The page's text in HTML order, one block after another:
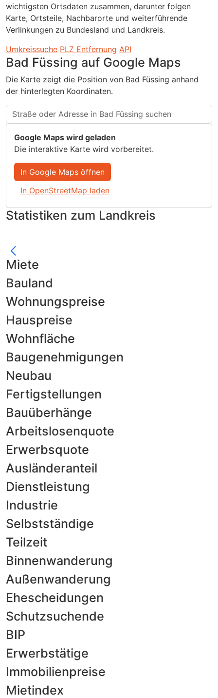
wichtigsten Ortsdaten zusammen, darunter folgen
Karte, Ortsteile, Nachbarorte und weiterführende
Verlinkungen zu Bundesland und Landkreis.
Umkreissuche PLZ Entfernung API
Bad Füssing auf Google Maps
Die Karte zeigt die Position von Bad Füssing anhand
der hinterlegten Koordinaten.
Google Maps wird geladen
Die interaktive Karte wird vorbereitet.
In Google Maps öffnen
In OpenStreetMap laden
Statistiken zum Landkreis
Miete
Bauland
Wohnungspreise
Hauspreise
Wohnfläche
Baugenehmigungen
Neubau
Fertigstellungen
Bauüberhänge
Arbeitslosenquote
Erwerbsquote
Ausländeranteil
Dienstleistung
Industrie
Selbstständige
Teilzeit
Binnenwanderung
Außenwanderung
Ehescheidungen
Schutzsuchende
BIP
Erwerbstätige
Immobilienpreise
Mietindex